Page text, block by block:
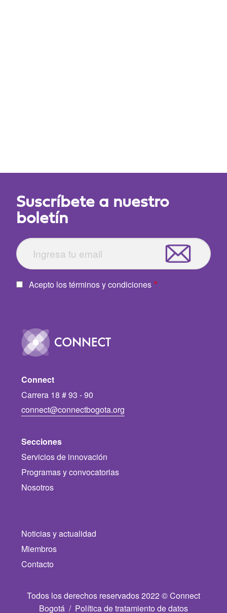
Suscríbete a nuestro
boletín
Acepto los términos y condiciones
Image
Connect
Carrera 18 # 93 - 90
connect@connectbogota.org
Secciones
Servicios de innovación
Programas y convocatorias
Nosotros
Noticias y actualidad
Miembros
Contacto
Todos los derechos reservados 2022 © Connect
Bogotá / Política de tratamiento de datos